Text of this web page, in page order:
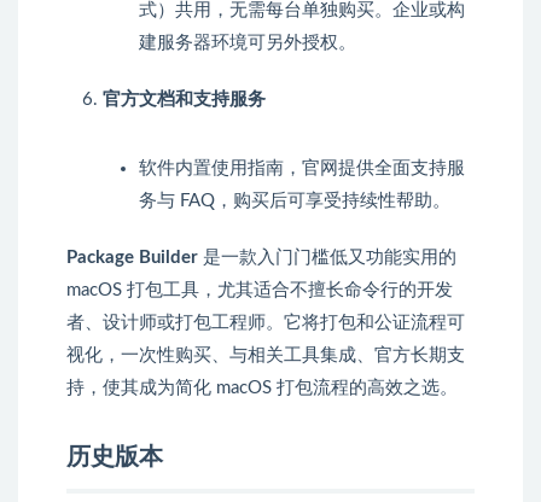
式）共用，无需每台单独购买。企业或构
建服务器环境可另外授权。
官方文档和支持服务
软件内置使用指南，官网提供全面支持服
务与 FAQ，购买后可享受持续性帮助。
Package Builder 是一款入门门槛低又功能实用的
macOS 打包工具，尤其适合不擅长命令行的开发
者、设计师或打包工程师。它将打包和公证流程可
视化，一次性购买、与相关工具集成、官方长期支
持，使其成为简化 macOS 打包流程的高效之选。
历史版本